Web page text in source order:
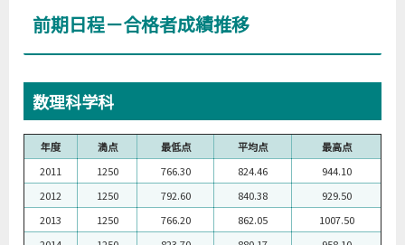
前期日程－合格者成績推移
数理科学科
年度 満点 最低点 平均点
最高点
2011
1250 766.30 824.46
944.10
2012
1250 792.60 840.38
929.50
2013
1250 766.20 862.05
1007.50